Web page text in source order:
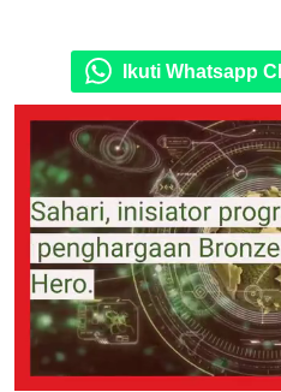
Ikuti Whatsapp